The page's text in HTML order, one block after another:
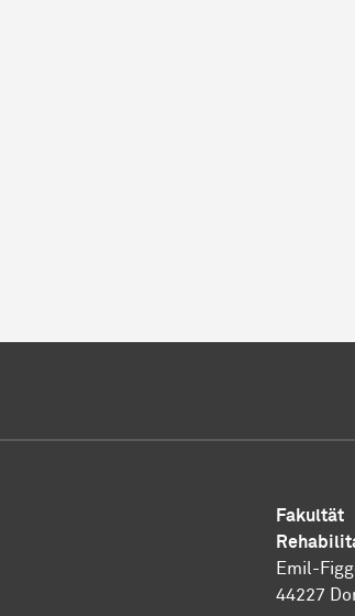
Fakultät
Emil-
44227